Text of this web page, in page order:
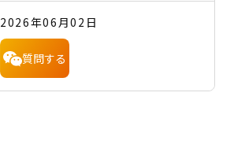
2026年06月02日
質問する